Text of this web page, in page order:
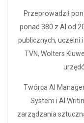
Przeprowadził
ponad 380 z AI od
publicznych, uczelni
TVN, Wolters
Twórca AI
System i AI
zarządzania